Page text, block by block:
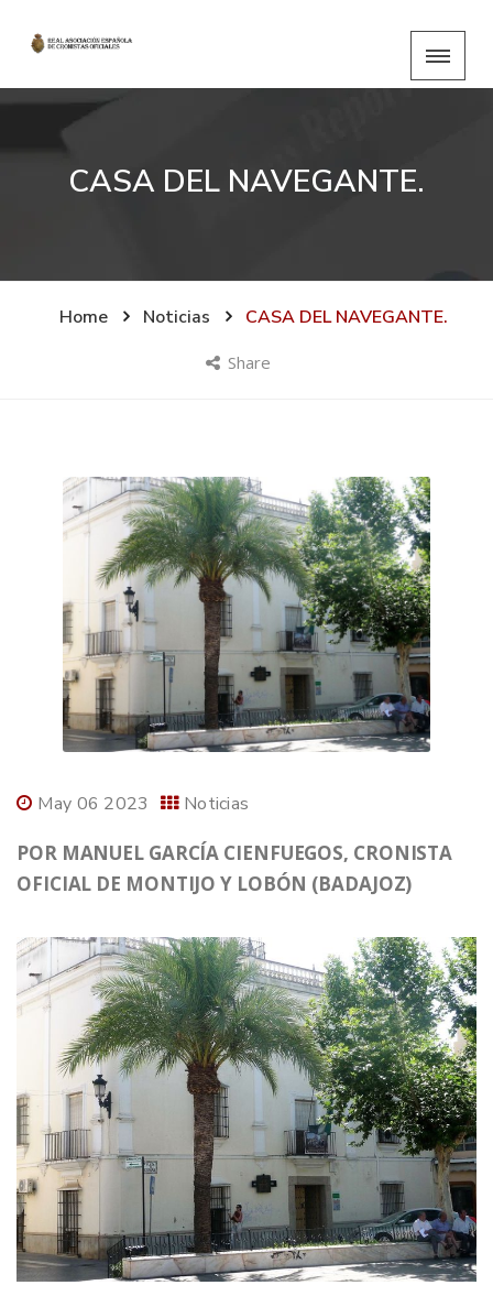
CASA DEL NAVEGANTE.
Home Noticias CASA DEL NAVEGANTE.
Share
May 06 2023 Noticias
POR MANUEL GARCÍA CIENFUEGOS, CRONISTA
OFICIAL DE MONTIJO Y LOBÓN (BADAJOZ)